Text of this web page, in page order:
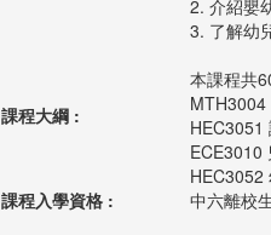
2. 介紹嬰
3. 了解幼
課程大綱 :
本課程共
HEC3051
ECE3010
HEC3052
課程入學資格 :
中六離校